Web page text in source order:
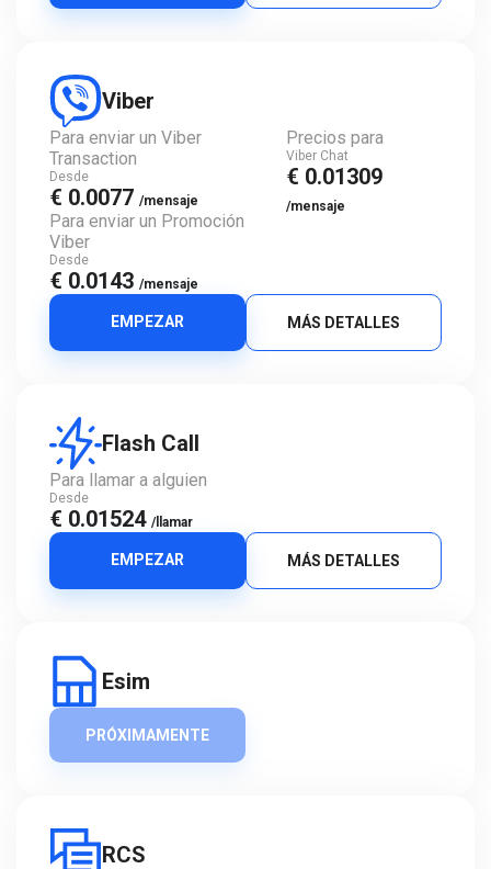
Viber
Para enviar un Viber
Transaction
Desde
€ 0.0077 /mensaje
Para enviar un Promoción
Viber
Desde
€ 0.0143 /mensaje
Precios para
Viber Chat
€ 0.01309
/mensaje
EMPEZAR MÁS DETALLES
Flash Call
Para llamar a alguien
Desde
€ 0.01524 /llamar
EMPEZAR MÁS DETALLES
Esim
PRÓXIMAMENTE
RCS